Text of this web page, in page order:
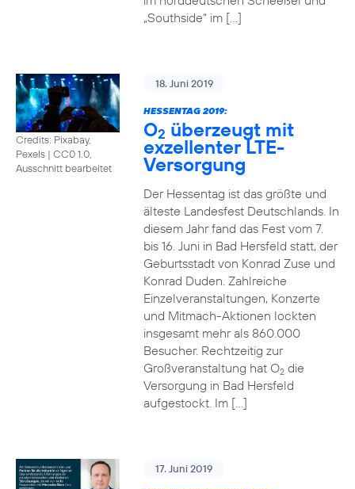
„Southside“ im […]
Credits: Pixabay,
Pexels | CC0 1.0,
Ausschnitt bearbeitet
18. Juni 2019
HESSENTAG 2019:
O2 überzeugt mit
exzellenter LTE-
Versorgung
Der Hessentag ist das größte und
älteste Landesfest Deutschlands. In
diesem Jahr fand das Fest vom 7.
bis 16. Juni in Bad Hersfeld statt, der
Geburtsstadt von Konrad Zuse und
Konrad Duden. Zahlreiche
Einzelveranstaltungen, Konzerte
und Mitmach-Aktionen lockten
insgesamt mehr als 860.000
Besucher. Rechtzeitig zur
Großveranstaltung hat O2die
Versorgung in Bad Hersfeld
aufgestockt. Im […]
17. Juni 2019